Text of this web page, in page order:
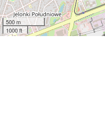
500 m
1000 ft